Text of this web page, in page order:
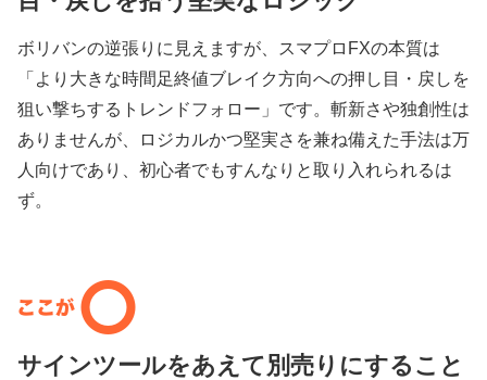
ボリバンの逆張りに見えますが、スマプロFXの本質は
「より大きな時間足終値ブレイク方向への押し目・戻しを
狙い撃ちするトレンドフォロー」です。斬新さや独創性は
ありませんが、ロジカルかつ堅実さを兼ね備えた手法は万
人向けであり、初心者でもすんなりと取り入れられるは
ず。
サインツールをあえて別売りにすること